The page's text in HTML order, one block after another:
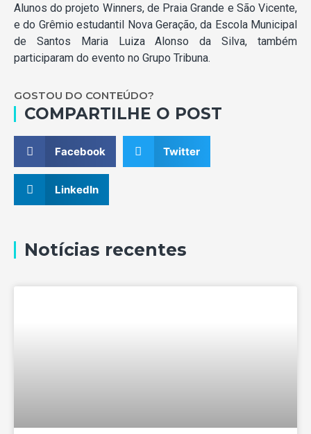
Alunos do projeto Winners, de Praia Grande e São Vicente,
e do Grêmio estudantil Nova Geração, da Escola Municipal
de Santos Maria Luiza Alonso da Silva, também
participaram do evento no Grupo Tribuna.
GOSTOU DO CONTEÚDO?
COMPARTILHE O POST
Facebook Twitter
LinkedIn
Notícias recentes